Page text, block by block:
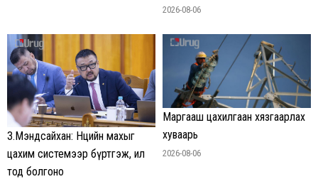
2026-08-06
З.Мэндсайхан: Нөөцийн махыг
цахим системээр бүртгэж, ил
тод болгоно
Маргааш цахилгаан хязгаарлах
хуваарь
2026-08-06